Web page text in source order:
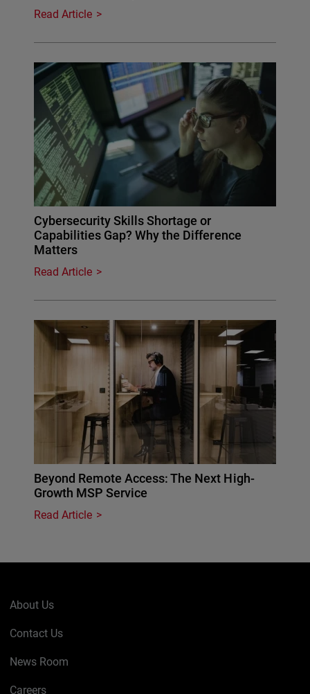
Read Article
Cybersecurity Skills Shortage or
Capabilities Gap? Why the Difference
Matters
Read Article
Beyond Remote Access: The Next High-
Growth MSP Service
Read Article
About Us
Contact Us
News Room
Careers